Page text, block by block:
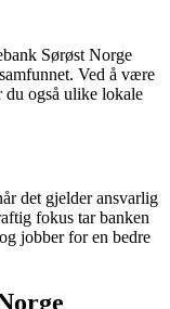
Sørøst Norge
Ved å være
du også ulike lokale
det gjelder ansvarlig
fokus tar banken
jobber for en bedre